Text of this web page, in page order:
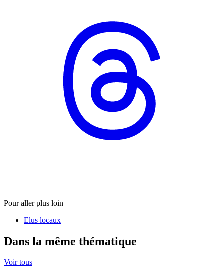
Pour aller plus loin
Elus locaux
Dans la même thématique
Voir tous